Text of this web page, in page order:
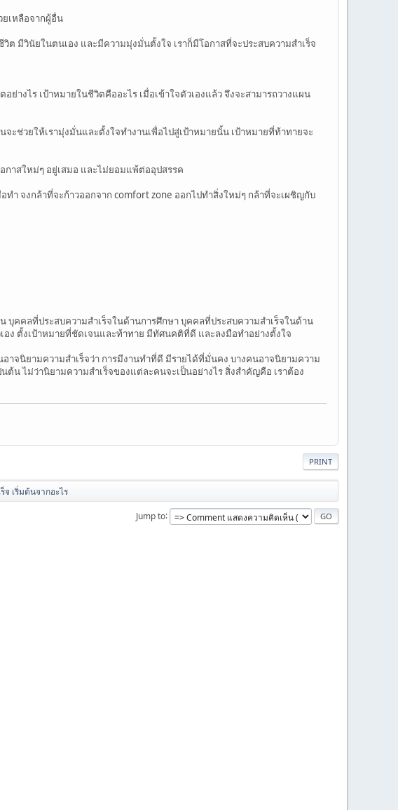
เหลือจากผู้อื่น
ต มีวินัยในตนเอง และมีความมุ่งมั่นตั้งใจ เราก็มีโอกาสที่จะประสบความสำเร็จ
ย่างไร เป้าหมายในชีวิตคืออะไร เมื่อเข้าใจตัวเองแล้ว จึงจะสามารถวางแผน
ะช่วยให้เรามุ่งมั่นและตั้งใจทำงานเพื่อไปสู่เป้าหมายนั้น เป้าหมายที่ท้าทายจะ
าสใหม่ๆ อยู่เสมอ และไม่ยอมแพ้ต่ออุปสรรค
ทำ จงกล้าที่จะก้าวออกจาก comfort zone ออกไปทำสิ่งใหม่ๆ กล้าที่จะเผชิญกับ
บุคคลที่ประสบความสำเร็จในด้านการศึกษา บุคคลที่ประสบความสำเร็จในด้าน
ง ตั้งเป้าหมายที่ชัดเจนและท้าทาย มีทัศนคติที่ดี และลงมือทำอย่างตั้งใจ
จนิยามความสำเร็จว่า การมีงานทำที่ดี มีรายได้ที่มั่นคง บางคนอาจนิยามความ
น ไม่ว่านิยามความสำเร็จของแต่ละคนจะเป็นอย่างไร สิ่งสำคัญคือ เราต้อง
PRINT
เริ่มต้นจากอะไร
Jump to